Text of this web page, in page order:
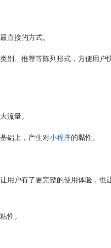
直接的方式。
别、推荐等陈列形式，方便用户
流量。
础上，产生对小程序的黏性。
用户有了更完整的使用体验，也
性。